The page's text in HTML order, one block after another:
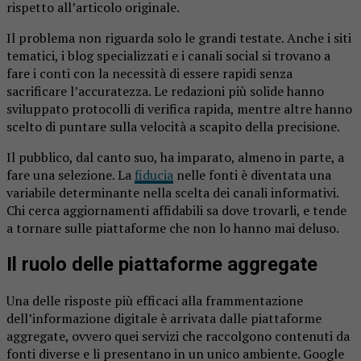
rispetto all’articolo originale.
Il problema non riguarda solo le grandi testate. Anche i siti
tematici, i blog specializzati e i canali social si trovano a
fare i conti con la necessità di essere rapidi senza
sacrificare l’accuratezza. Le redazioni più solide hanno
sviluppato protocolli di verifica rapida, mentre altre hanno
scelto di puntare sulla velocità a scapito della precisione.
Il pubblico, dal canto suo, ha imparato, almeno in parte, a
fare una selezione. Lafiducia nelle fonti è diventata una
variabile determinante nella scelta dei canali informativi.
Chi cerca aggiornamenti affidabili sa dove trovarli, e tende
a tornare sulle piattaforme che non lo hanno mai deluso.
Il ruolo delle piattaforme aggregate
Una delle risposte più efficaci alla frammentazione
dell’informazione digitale è arrivata dalle piattaforme
aggregate, ovvero quei servizi che raccolgono contenuti da
fonti diverse e li presentano in un unico ambiente. Google